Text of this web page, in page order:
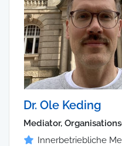
Dr. Ole Keding
Mediator,
Innerbetriebliche